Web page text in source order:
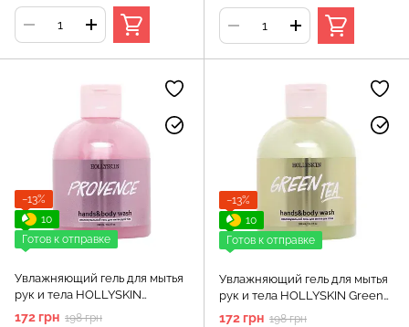
−13%
10
Готов к отправке
Увлажняющий гель для мытья
рук и тела HOLLYSKIN
Provence
172 грн 198 грн
−13%
10
Готов к отправке
Увлажняющий гель для мытья
рук и тела HOLLYSKIN Green
Tea
172 грн 198 грн